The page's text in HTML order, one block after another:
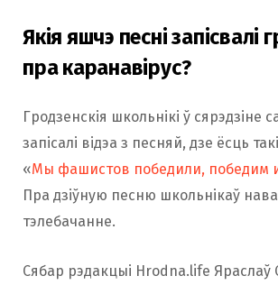
Якія яшчэ песні запісвалі
пра каранавірус?
Гродзенскія школьнікі ў сярэдзіне
запісалі відэа з песняй, дзе ёсць
«Мы фашистов победили, победим
Пра дзіўную песню школьнікаў
тэлебачанне.
Сябар рэдакцыі Hrodna.life Яраслаў